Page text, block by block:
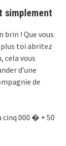
simplement
brin ! Que vous
toi abritez
cela vous
d’une
de
cinq 000 � + 50